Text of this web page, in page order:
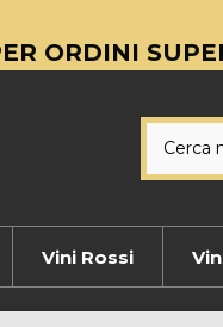
ORDINI
Vini Rossi